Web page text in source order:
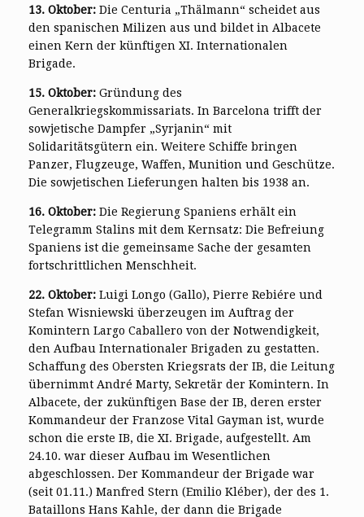
13. Oktober: Die Centuria „Thälmann“ scheidet aus
den spanischen Milizen aus und bildet in Albacete
einen Kern der künftigen XI. Internationalen
Brigade.
15. Oktober: Gründung des
Generalkriegskommissariats. In Barcelona trifft der
sowjetische Dampfer „Syrjanin“ mit
Solidaritätsgütern ein. Weitere Schiffe bringen
Panzer, Flugzeuge, Waffen, Munition und Geschütze.
Die sowjetischen Lieferungen halten bis 1938 an.
16. Oktober: Die Regierung Spaniens erhält ein
Telegramm Stalins mit dem Kernsatz: Die Befreiung
Spaniens ist die gemeinsame Sache der gesamten
fortschrittlichen Menschheit.
22. Oktober: Luigi Longo (Gallo), Pierre Rebiére und
Stefan Wisniewski überzeugen im Auftrag der
Komintern Largo Caballero von der Notwendigkeit,
den Aufbau Internationaler Brigaden zu gestatten.
Schaffung des Obersten Kriegsrats der IB, die Leitung
übernimmt André Marty, Sekretär der Komintern. In
Albacete, der zukünftigen Base der IB, deren erster
Kommandeur der Franzose Vital Gayman ist, wurde
schon die erste IB, die XI. Brigade, aufgestellt. Am
24.10. war dieser Aufbau im Wesentlichen
abgeschlossen. Der Kommandeur der Brigade war
(seit 01.11.) Manfred Stern (Emilio Kléber), der des 1.
Bataillons Hans Kahle, der dann die Brigade